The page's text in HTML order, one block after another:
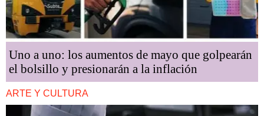
Uno a uno: los aumentos de mayo que golpearán
el bolsillo y presionarán a la inflación
ARTE Y CULTURA